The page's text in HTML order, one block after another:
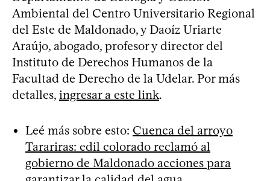
Ambiental del Centro Universitario Regional
del Este de Maldonado, y Daoíz Uriarte
Araújo, abogado, profesor y director del
Instituto de Derechos Humanos de la
Facultad de Derecho de la Udelar. Por más
detalles, ingresar a este link.
Leé más sobre esto: Cuenca del arroyo
Tarariras: edil colorado reclamó al
gobierno de Maldonado acciones para